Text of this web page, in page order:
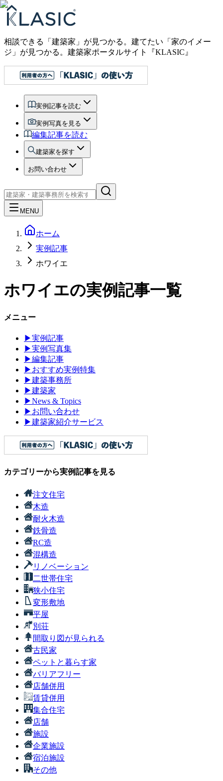
相談できる「建築家」が見つかる。建てたい「家のイメー
ジ」が見つかる。 建築家ポータルサイト『KLASIC』
実例記事を読む
実例写真を見る
編集記事を読む
建築家を探す
お問い合わせ
MENU
ホーム
実例記事
ホワイエ
ホワイエの実例記事一覧
メニュー
▶実例記事
▶実例写真集
▶編集記事
▶ おすすめ実例特集
▶建築事務所
▶建築家
▶News & Topics
▶ お問い合わせ
▶建築家紹介サービス
カテゴリーから実例記事を見る
注文住宅
木造
耐火木造
鉄骨造
RC造
混構造
リノベーション
二世帯住宅
狭小住宅
変形敷地
平屋
別荘
間取り図が見られる
古民家
ペットと暮らす家
バリアフリー
店舗併用
賃貸併用
集合住宅
店舗
施設
企業施設
宿泊施設
その他